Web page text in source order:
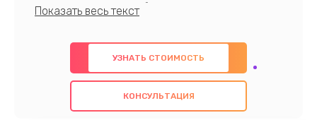
профессионалов с обширными знаниями и
предлагаем быстрый и качественный ремонт с
использованием оригинальных компонентов, а
также гарантируем качество всех
проведенных работ. Наша цель - предоставить
УЗНАТЬ СТОИМОСТЬ
КОНСУЛЬТАЦИЯ